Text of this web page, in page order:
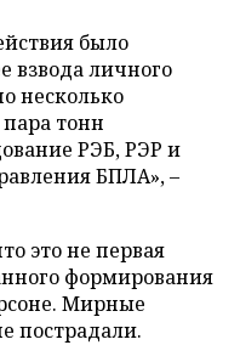
было
взвода личного
несколько
тонн
РЭБ, РЭР и
БПЛА», –
это не первая
формирования
Мирные
пострадали.